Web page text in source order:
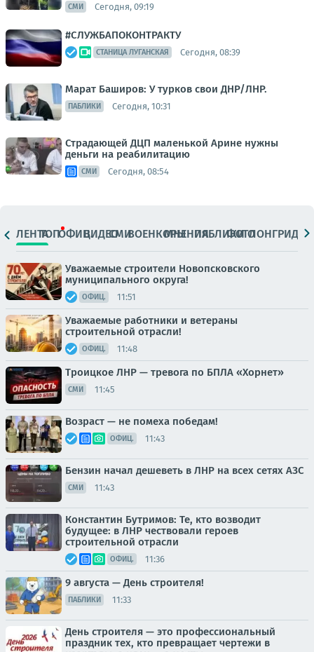
СМИ Сегодня, 09:19
#СЛУЖБАПОКОНТРАКТУ
СТАНИЦА ЛУГАНСКАЯ Сегодня, 08:39
Марат Баширов: У турков свои ДНР/ЛНР.
ПАБЛИКИ Сегодня, 10:31
Страдающей ДЦП маленькой Арине нужны
деньги на реабилитацию
СМИ Сегодня, 08:54
ЛЕНТАТОПОФИЦ.ВИДЕОСМИВОЕНКОРЫМНЕНИЯПАБЛИКИ
ФОТОЛОНГРИДЫ
Уважаемые строители Новопсковского
муниципального округа!
ОФИЦ. 11:51
Уважаемые работники и ветераны
строительной отрасли!
ОФИЦ. 11:48
Троицкое ЛНР — тревога по БПЛА «Хорнет»
СМИ 11:45
Возраст — не помеха победам!
ОФИЦ. 11:43
Бензин начал дешеветь в ЛНР на всех сетях АЗС
СМИ 11:43
Константин Бутримов: Те, кто возводит
будущее: в ЛНР чествовали героев
строительной отрасли
ОФИЦ. 11:36
9 августа — День строителя!
ПАБЛИКИ 11:33
День строителя — это профессиональный
праздник тех, кто превращает чертежи в